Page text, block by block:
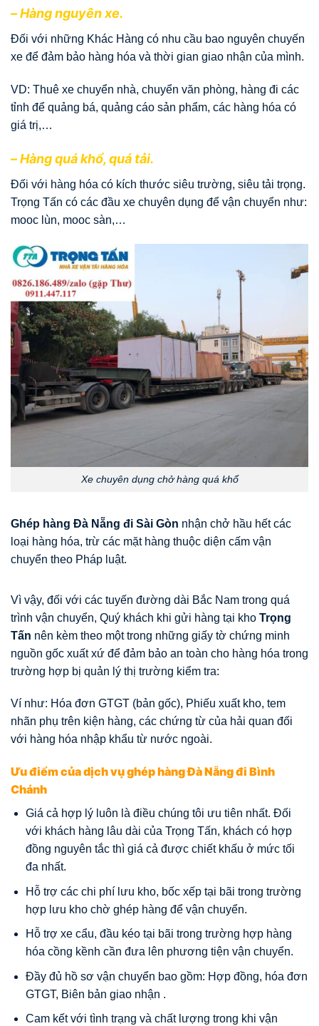
– Hàng nguyên xe.
Đối với những Khác Hàng có nhu cầu bao nguyên chuyến
xe để đảm bảo hàng hóa và thời gian giao nhận của mình.
VD: Thuê xe chuyển nhà, chuyển văn phòng, hàng đi các
tỉnh để quảng bá, quảng cáo sản phẩm, các hàng hóa có
giá trị,…
– Hàng quá khổ, quá tải.
Đối với hàng hóa có kích thước siêu trường, siêu tải trọng.
Trọng Tấn có các đầu xe chuyên dụng để vận chuyển như:
mooc lùn, mooc sàn,…
Xe chuyên dụng chở hàng quá khổ
Ghép hàng Đà Nẵng đi Sài Gòn nhận chở hầu hết các
loại hàng hóa, trừ các mặt hàng thuộc diện cấm vận
chuyển theo Pháp luật.
Vì vậy, đối với các tuyến đường dài Bắc Nam trong quá
trình vận chuyển, Quý khách khi gửi hàng tại kho Trọng
Tấn nên kèm theo một trong những giấy tờ chứng minh
nguồn gốc xuất xứ để đảm bảo an toàn cho hàng hóa trong
trường hợp bị quản lý thị trường kiểm tra:
Ví như: Hóa đơn GTGT (bản gốc), Phiếu xuất kho, tem
nhãn phụ trên kiện hàng, các chứng từ của hải quan đối
với hàng hóa nhập khẩu từ nước ngoài.
Ưu điểm của dịch vụ ghép hàng Đà Nẵng đi Bình
Chánh
Giá cả hợp lý luôn là điều chúng tôi ưu tiên nhất. Đối
với khách hàng lâu dài của Trọng Tấn, khách có hợp
đồng nguyên tắc thì giá cả được chiết khấu ở mức tối
đa nhất.
Hỗ trợ các chi phí lưu kho, bốc xếp tại bãi trong trường
hợp lưu kho chờ ghép hàng để vận chuyển.
Hỗ trợ xe cẩu, đầu kéo tại bãi trong trường hợp hàng
hóa cồng kềnh cần đưa lên phương tiện vận chuyển.
Đầy đủ hồ sơ vận chuyển bao gồm: Hợp đồng, hóa đơn
GTGT, Biên bản giao nhận .
Cam kết với tình trạng và chất lượng trong khi vận